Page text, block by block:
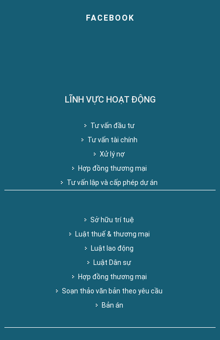
FACEBOOK
LĨNH VỰC HOẠT ĐỘNG
Tư vấn đầu tư
Tư vấn tài chính
Xử lý nợ
Hợp đồng thương mại
Tư vấn lập và cấp phép dự án
Sở hữu trí tuệ
Luật thuế & thương mại
Luật lao động
Luật Dân sự
Hợp đồng thương mại
Soạn thảo văn bản theo yêu cầu
Bản án